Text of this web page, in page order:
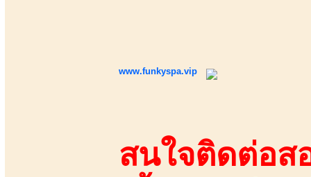
www.funkyspa.vip
สนใจติดต่อส